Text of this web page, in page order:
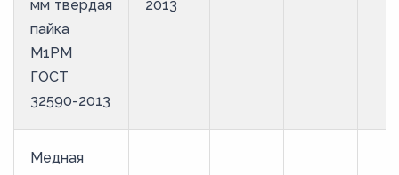
мм твердая
пайка
М1РМ
ГОСТ
32590-2013
2013
Медная